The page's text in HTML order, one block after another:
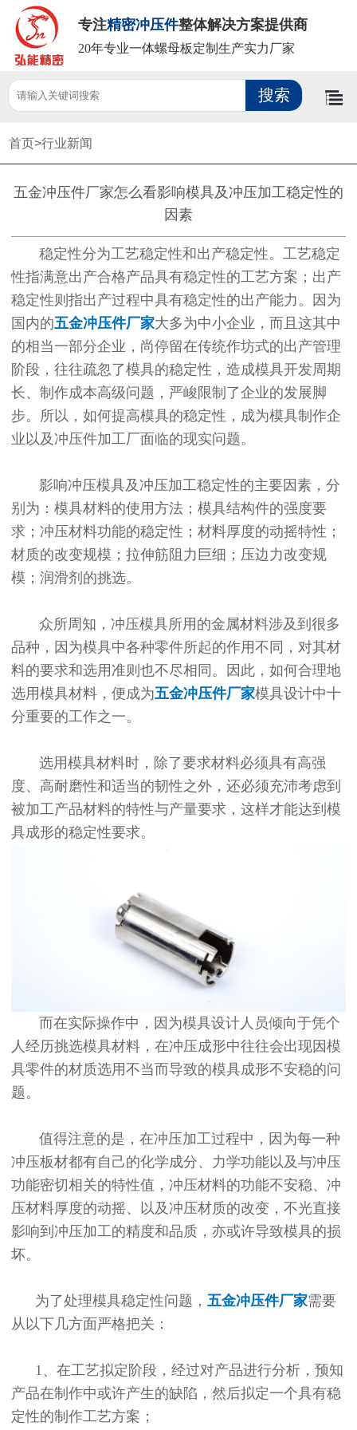
专注精密冲压件整体解决方案提供商
20年专业一体螺母板定制生产实力厂家
首页>行业新闻
五金冲压件厂家怎么看影响模具及冲压加工稳定性的
因素
稳定性分为工艺稳定性和出产稳定性。工艺稳定
性指满意出产合格产品具有稳定性的工艺方案；出产
稳定性则指出产过程中具有稳定性的出产能力。因为
国内的五金冲压件厂家大多为中小企业，而且这其中
的相当一部分企业，尚停留在传统作坊式的出产管理
阶段，往往疏忽了模具的稳定性，造成模具开发周期
长、制作成本高级问题，严峻限制了企业的发展脚
步。所以，如何提高模具的稳定性，成为模具制作企
业以及冲压件加工厂面临的现实问题。
影响冲压模具及冲压加工稳定性的主要因素，分
别为：模具材料的使用方法；模具结构件的强度要
求；冲压材料功能的稳定性；材料厚度的动摇特性；
材质的改变规模；拉伸筋阻力巨细；压边力改变规
模；润滑剂的挑选。
众所周知，冲压模具所用的金属材料涉及到很多
品种，因为模具中各种零件所起的作用不同，对其材
料的要求和选用准则也不尽相同。因此，如何合理地
选用模具材料，便成为五金冲压件厂家模具设计中十
分重要的工作之一。
选用模具材料时，除了要求材料必须具有高强
度、高耐磨性和适当的韧性之外，还必须充沛考虑到
被加工产品材料的特性与产量要求，这样才能达到模
具成形的稳定性要求。
而在实际操作中，因为模具设计人员倾向于凭个
人经历挑选模具材料，在冲压成形中往往会出现因模
具零件的材质选用不当而导致的模具成形不安稳的问
题。
值得注意的是，在冲压加工过程中，因为每一种
冲压板材都有自己的化学成分、力学功能以及与冲压
功能密切相关的特性值，冲压材料的功能不安稳、冲
压材料厚度的动摇、以及冲压材质的改变，不光直接
影响到冲压加工的精度和品质，亦或许导致模具的损
坏。
为了处理模具稳定性问题， 五金冲压件厂家需要
从以下几方面严格把关：
1、在工艺拟定阶段，经过对产品进行分析，预知
产品在制作中或许产生的缺陷，然后拟定一个具有稳
定性的制作工艺方案；